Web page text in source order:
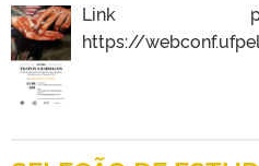
Link
https://